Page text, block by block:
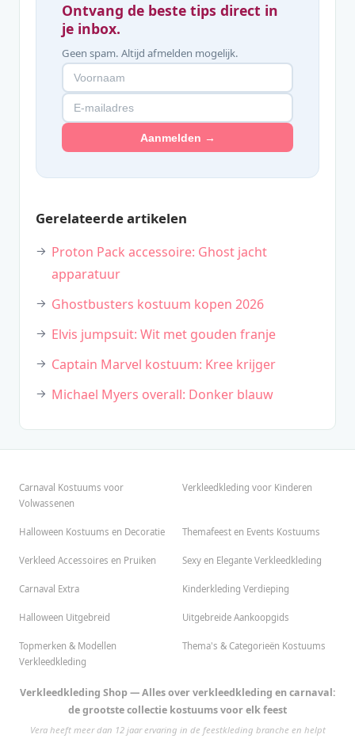
Ontvang de beste tips direct in
je inbox.
Geen spam. Altijd afmelden mogelijk.
Aanmelden →
Gerelateerde artikelen
Proton Pack accessoire: Ghost jacht
apparatuur
Ghostbusters kostuum kopen 2026
Elvis jumpsuit: Wit met gouden franje
Captain Marvel kostuum: Kree krijger
Michael Myers overall: Donker blauw
Carnaval Kostuums voor
Volwassenen
Verkleedkleding voor Kinderen
Halloween Kostuums en Decoratie Themafeest en Events Kostuums
Verkleed Accessoires en Pruiken Sexy en Elegante Verkleedkleding
Carnaval Extra Kinderkleding Verdieping
Halloween Uitgebreid Uitgebreide Aankoopgids
Topmerken & Modellen
Verkleedkleding
Thema's & Categorieën Kostuums
Verkleedkleding Shop — Alles over verkleedkleding en carnaval:
de grootste collectie kostuums voor elk feest
Vera heeft meer dan 12 jaar ervaring in de feestkleding branche en helpt